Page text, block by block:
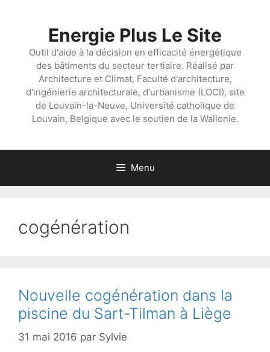
Energie Plus Le Site
Outil d'aide à la décision en efficacité énergétique
des bâtiments du secteur tertiaire. Réalisé par
Architecture et Climat, Faculté d'architecture,
d'ingénierie architecturale, d'urbanisme (LOCI), site
de Louvain-la-Neuve, Université catholique de
Louvain, Belgique avec le soutien de la Wallonie.
Menu
cogénération
Nouvelle cogénération dans la
piscine du Sart-Tilman à Liège
31 mai 2016 par Sylvie